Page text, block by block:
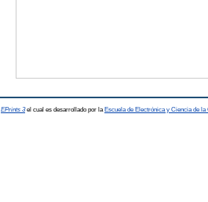
EPrints 3el cual es desarrollado por la Escuela de Electrónica y Ciencia de la